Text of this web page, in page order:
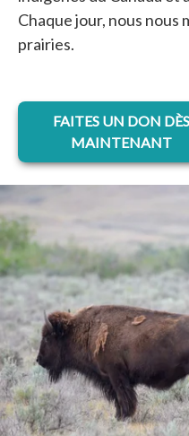
Chaque jour, nous nous
prairies.
FAITES UN DON DÈS
MAINTENANT
s’ouvre